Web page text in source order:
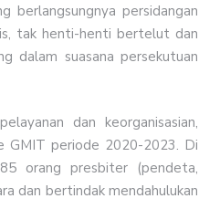
berlangsungnya persidangan
tak henti-henti bertelut dan
dalam suasana persekutuan
dan keorganisasian,
GMIT periode 2020-2023. Di
orang presbiter (pendeta,
dan bertindak mendahulukan